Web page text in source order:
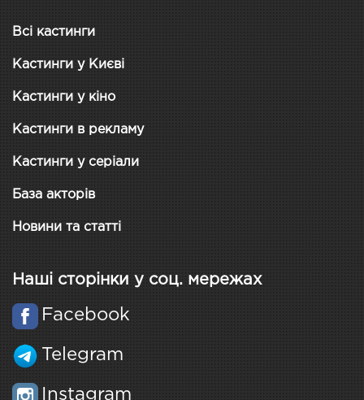
Всі кастинги
Кастинги у Києві
Кастинги у кіно
Кастинги в рекламу
Кастинги у серіали
База акторів
Новини та статті
Наші сторінки у соц. мережах
Facebook
Telegram
Instagram